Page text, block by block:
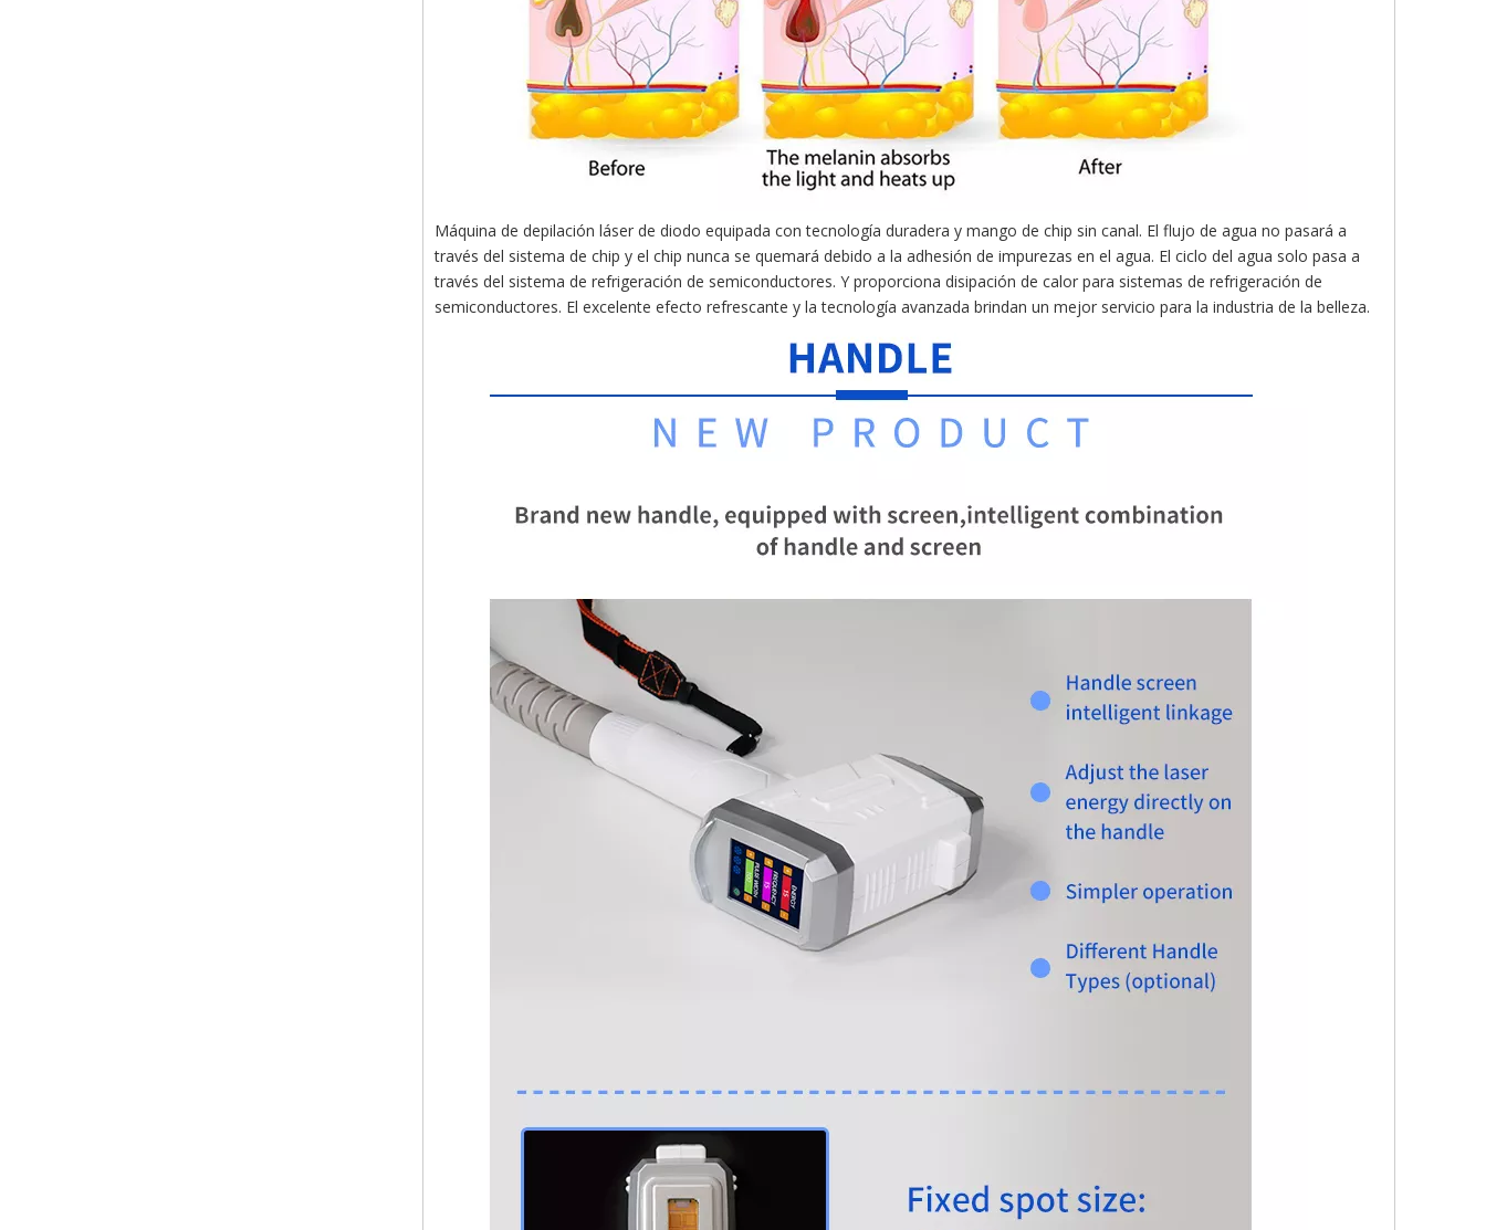
Máquina de depilación láser de diodo equipada con tecnología duradera y mango de chip sin canal. El flujo de agua no pasará a
través del sistema de chip y el chip nunca se quemará debido a la adhesión de impurezas en el agua. El ciclo del agua solo pasa a
través del sistema de refrigeración de semiconductores. Y proporciona disipación de calor para sistemas de refrigeración de
semiconductores. El excelente efecto refrescante y la tecnología avanzada brindan un mejor servicio para la industria de la belleza.